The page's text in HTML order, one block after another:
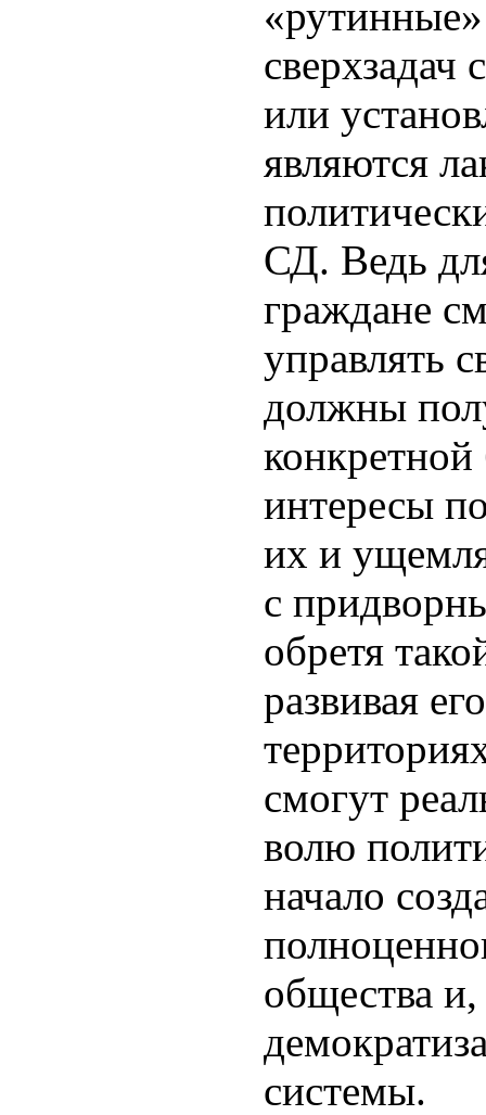
сверхзадач
или
являются
СД. Ведь
граждане
управлять
должны
конкретной
интересы
их и
с
обретя
развивая
смогут
волю
начало
общества и,
системы.